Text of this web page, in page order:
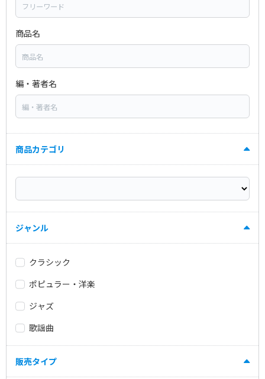
商品名
編・著者名
商品カテゴリ
ジャンル
クラシック
ポピュラー・洋楽
ジャズ
歌謡曲
販売タイプ